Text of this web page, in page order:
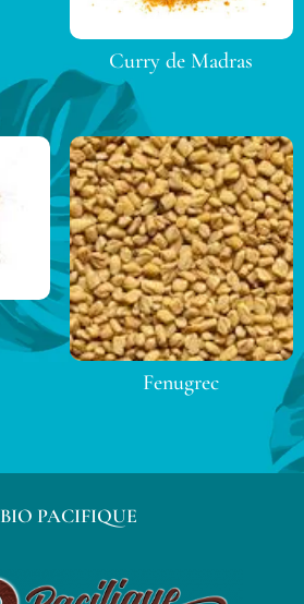
Curry de Madras
Fenugrec
BIO PACIFIQUE